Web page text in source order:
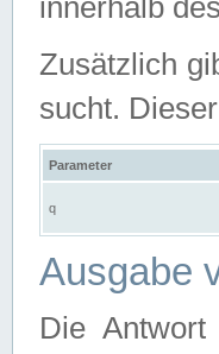
innerhalb
Zusätzlich
sucht.
Parameter
q
Ausgabe
Die